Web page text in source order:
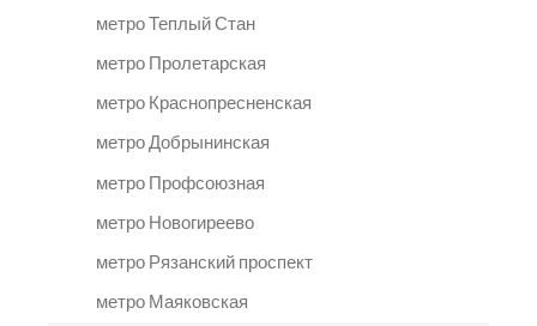
метро Теплый Стан
метро Пролетарская
метро Краснопресненская
метро Добрынинская
метро Профсоюзная
метро Новогиреево
метро Рязанский проспект
метро Маяковская